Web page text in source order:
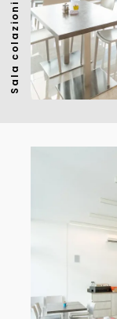
Sala colazioni